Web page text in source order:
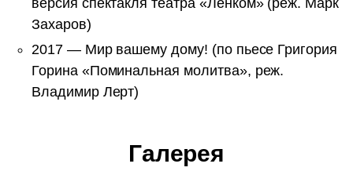
версия спектакля театра «Ленком» (реж. Марк
Захаров)
2017 — Мир вашему дому! (по пьесе Григория
Горина «Поминальная молитва», реж.
Владимир Лерт)
Галерея